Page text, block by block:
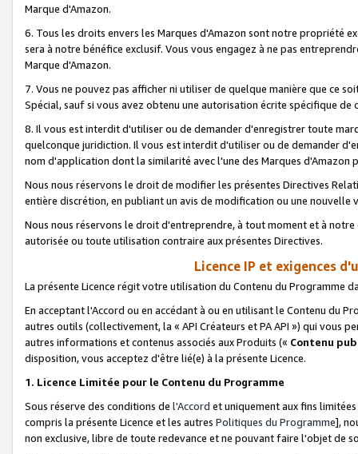
Marque d'Amazon.
6. Tous les droits envers les Marques d'Amazon sont notre propriété
sera à notre bénéfice exclusif. Vous vous engagez à ne pas
Marque d'Amazon.
7. Vous ne pouvez pas afficher ni utiliser de quelque manière que ce
Spécial, sauf si vous avez obtenu une autorisation écrite spécifique de
8. Il vous est interdit d'utiliser ou de demander d'enregistrer toute
quelconque juridiction. Il vous est interdit d'utiliser ou de demander
nom d'application dont la similarité avec l'une des Marques
Nous nous réservons le droit de modifier les présentes Directives
entière discrétion, en publiant un avis de modification ou une nouvelle
Nous nous réservons le droit d'entreprendre, à tout moment et à
autorisée ou toute utilisation contraire aux présentes Directives.
Licence IP et exigences
La présente Licence régit votre utilisation du Contenu du Programme
En acceptant l'Accord ou en accédant à ou en utilisant le Contenu du
autres outils (collectivement, la « API Créateurs et PA API ») qui vous
autres informations et contenus associés aux Produits (« Contenu
disposition, vous acceptez d'être lié(e) à la présente Licence.
1. Licence Limitée pour le Contenu du Programme
Sous réserve des conditions de l'Accord et uniquement aux fins
compris la présente Licence et les autres Politiques du Programme],
non exclusive, libre de toute redevance et ne pouvant faire l'objet de